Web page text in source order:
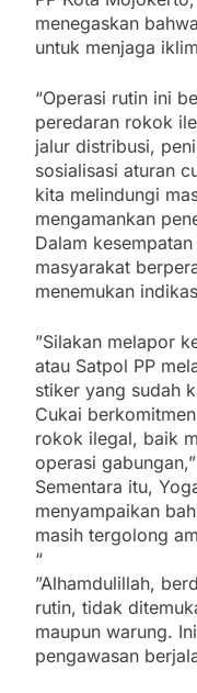
menegaskan
untuk menjaga
“Operasi rutin ini
peredaran rokok
jalur distribusi,
sosialisasi aturan
kita melindungi
mengamankan
Dalam
masyarakat
menemukan
”Silakan melapor
atau Satpol PP
stiker yang sudah
Cukai
rokok ilegal, baik
operasi
Sementara itu,
menyampaikan
masih tergolong
“
”Alhamdulillah,
rutin, tidak
maupun warung.
pengawasan